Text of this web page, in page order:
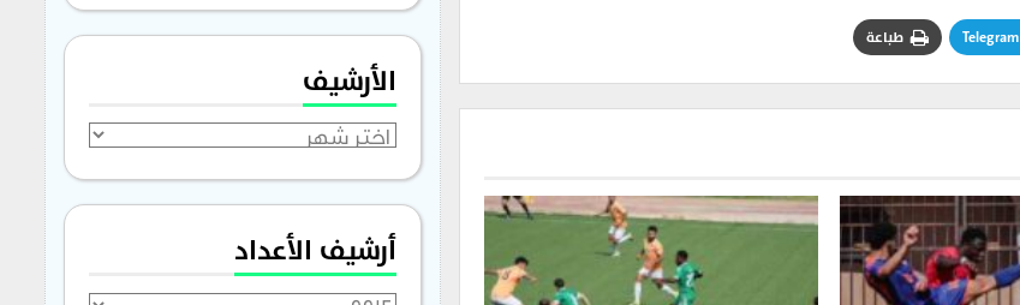
Telegram طباعة
الأرشيف
الأرشيف
أرشيف الأعداد